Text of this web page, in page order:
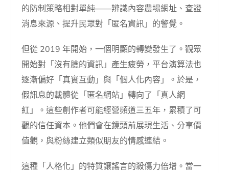
的防制策略相對單純——辨識內容農場網址、查證
消息來源、提升民眾對「匿名資訊」的警覺。
但從 2019 年開始，一個明顯的轉變發生了。觀眾
開始對「沒有臉的資訊」產生疲勞，平台演算法也
逐漸偏好「真實互動」與「個人化內容」。於是，
假訊息的載體從「匿名網站」轉向了「真人網
紅」。這些創作者可能經營頻道三五年，累積了可
觀的信任資本。他們會在鏡頭前展現生活、分享價
值觀，與粉絲建立類似朋友的情感連結。
這種「人格化」的特質讓謠言的殺傷力倍增。當一